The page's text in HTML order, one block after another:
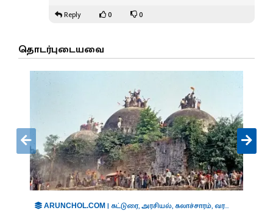
Reply 0 0
தொடர்புடையவை
ARUNCHOL.COM |கட்டுரை,அரசியல்,கலாச்சாரம்,வரலாறு